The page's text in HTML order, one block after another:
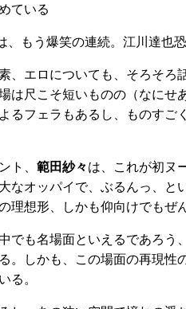
ている
もう爆笑の連続。江川達也恐
、エロについても、そろそろ
は尺こそ短いものの（なにせ
るフェラもあるし、ものすご
ト、 範田紗々は、これが初ヌ
なオッパイで、ぶるんっ、と
理想形、しかも仰向けでもぜ
でも名場面といえるであろう、
。しかも、この場面の再現性
る。